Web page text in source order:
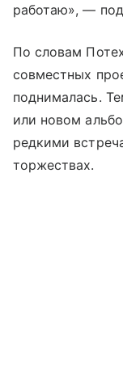
работаю», —
По словам
совместных
поднималась.
или новом
редкими
торжествах.